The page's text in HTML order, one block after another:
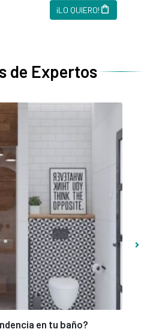
¡LO QUIERO!
de Expertos
en tu baño?